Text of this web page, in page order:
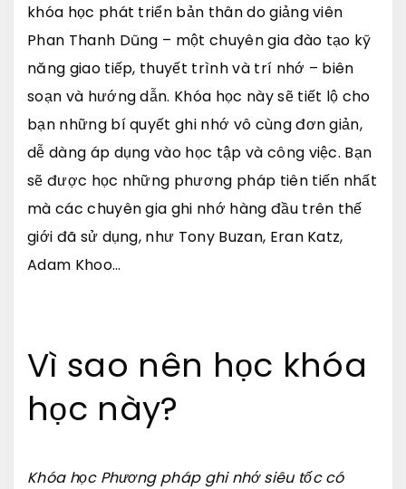
khóa học phát triển bản thân do giảng viên
Phan Thanh Dũng – một chuyên gia đào tạo kỹ
năng giao tiếp, thuyết trình và trí nhớ – biên
soạn và hướng dẫn. Khóa học này sẽ tiết lộ cho
bạn những bí quyết ghi nhớ vô cùng đơn giản,
dễ dàng áp dụng vào học tập và công việc. Bạn
sẽ được học những phương pháp tiên tiến nhất
mà các chuyên gia ghi nhớ hàng đầu trên thế
giới đã sử dụng, như Tony Buzan, Eran Katz,
Adam Khoo…
Vì sao nên học khóa
học này?
Khóa học Phương pháp ghi nhớ siêu tốc có